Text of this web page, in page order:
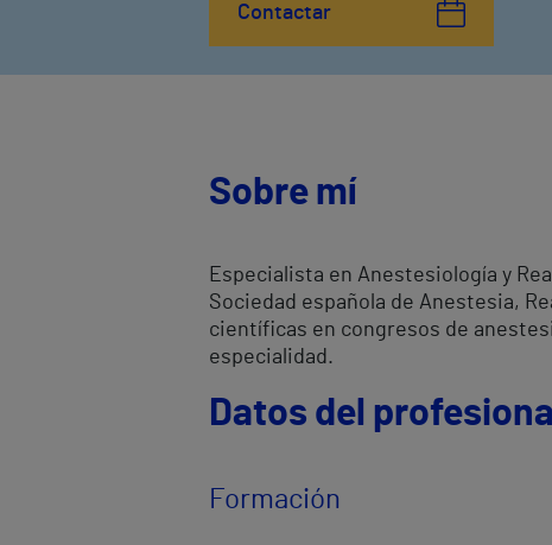
Contactar
Sobre mí
Especialista en Anestesiología y
Sociedad española de Anestesia,
científicas en congresos de
especialidad.
Datos del profesional
Formación